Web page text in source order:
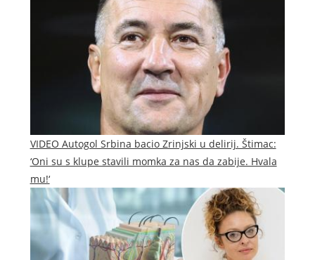
VIDEO Autogol Srbina bacio Zrinjski u delirij. Štimac:
‘Oni su s klupe stavili momka za nas da zabije. Hvala
mu!‘